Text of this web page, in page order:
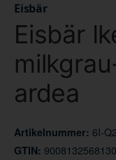
Eisbär
Eisbär
ardea
Artikelnummer: 6I-
GTIN: 9008132568130